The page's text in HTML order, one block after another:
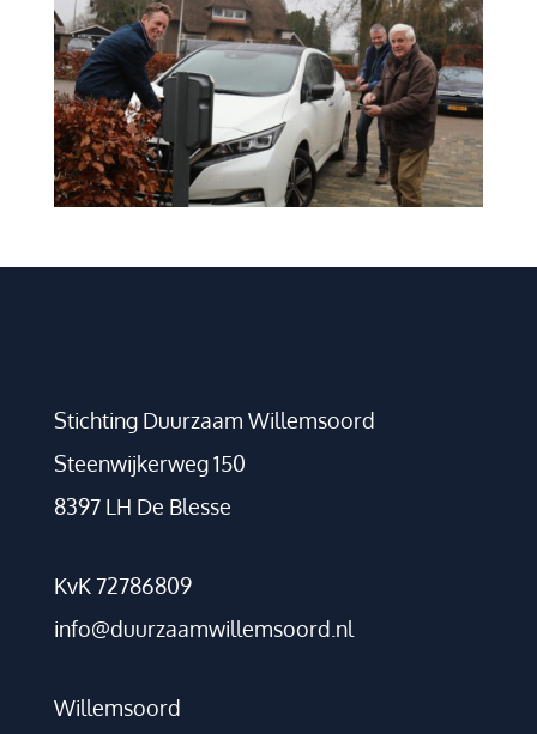
Stichting Duurzaam Willemsoord
Steenwijkerweg 150
8397 LH De Blesse
KvK 72786809
info@duurzaamwillemsoord.nl
Willemsoord